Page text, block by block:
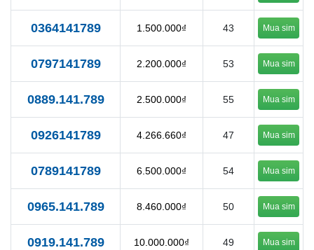
0364141789 1.500.000₫ 43 Mua sim
0797141789 2.200.000₫ 53 Mua sim
0889.141.789 2.500.000₫ 55 Mua sim
0926141789 4.266.660₫ 47 Mua sim
0789141789 6.500.000₫ 54 Mua sim
0965.141.789 8.460.000₫ 50 Mua sim
0919.141.789 10.000.000₫ 49 Mua sim